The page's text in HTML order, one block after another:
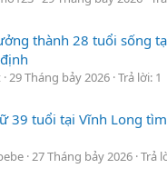
thành 28 tuổi sống
29 Tháng bảy 2026 Trả lời: 1
39 tuổi tại Vĩnh Long
27 Tháng bảy 2026 Trả